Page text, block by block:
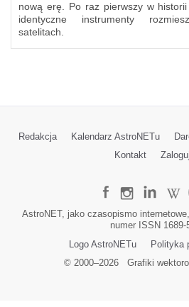
nową erę. Po raz pierwszy w
identyczne instrumenty
satelitach.
Redakcja Kalendarz AstroNETu
Kontakt
Zaloguj
AstroNET, jako czasopismo
numer ISSN 1689-
Logo AstroNETu
Polityka
© 2000–2026Grafiki